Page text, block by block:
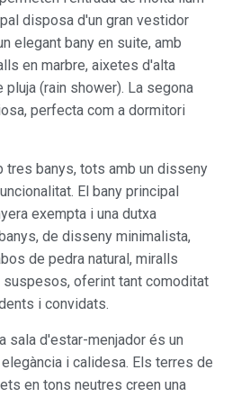
disposa d'un gran vestidor
elegant bany en suite, amb
en marbre, aixetes d'alta
(rain shower). La segona
perfecta com a dormitori
tres banys, tots amb un disseny
El bany principal
exempta i una dutxa
de disseny minimalista,
de pedra natural, miralls
suspesos, oferint tant comoditat
i convidats.
sala d'estar-menjador és un
i calidesa. Els terres de
en tons neutres creen una